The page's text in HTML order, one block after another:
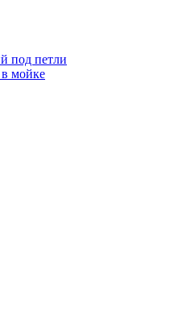
под петли
мойке